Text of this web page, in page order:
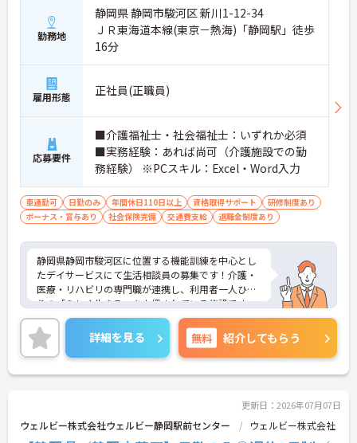
勤務地
静岡県 静岡市駿河区 新川1-12-34
ＪＲ東海道本線(東京－熱海)「静岡駅」徒歩
16分
雇用形態 正社員(正職員)
応募要件
■介護福祉士・社会福祉士：いずれか必須
■実務経験：あれば尚可（介護施設での勤
務経験） ※PCスキル：Excel・Word入力
車通勤可 日勤のみ 年間休日110日以上 資格取得サポート
研修制度あり
ボーナス・賞与あり
社会保険完備 交通費支給 退職金制度あり
静岡県静岡市駿河区に位置する機能訓練を中心とし
たデイサービスにて生活相談員の募集です！介護・
医療・リハビリの専門職が連携し、利用者一人ひと
りの「らしく生きる」を支援されている施設です。
年間休日110日以上で日曜日がお休みです◎無理な
くご家庭やプライベートと両立できます。
ご興味のある方には、面接対策ポイントなど、さら
に詳細をご案内しますのでお気軽にご相談くださ
い！
詳細を見る 無料 紹介してもらう
更新日：2026年07月07日
ウェルビー株式会社ウェルビー静岡駅前センター ウェルビー株式会社